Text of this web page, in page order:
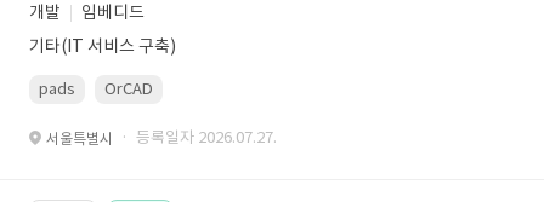
개발
임베디드
기타(IT 서비스 구축)
pads OrCAD
서울특별시 · 등록일자 2026.07.27.